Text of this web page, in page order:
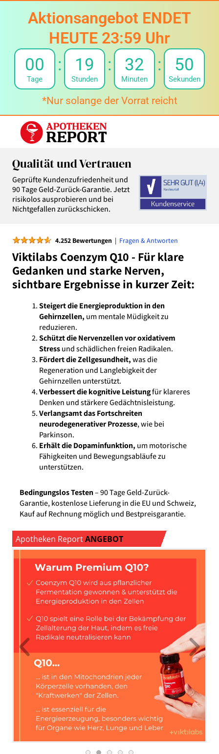
Aktionsangebot ENDET
HEUTE 23:59 Uhr
00
Tage
: 19
Stunden
: 32
Minuten
: 49
Sekunden
*Nur solange der Vorrat reicht
Qualität und Vertrauen
Geprüfte Kundenzufriedenheit und
90 Tage Geld-Zurück-Garantie. Jetzt
risikolos ausprobieren und bei
Nichtgefallen zurückschicken.
★★★★★ 4.252 Bewertungen | Fragen & Antworten
Viktilabs Coenzym Q10 - Für klare
Gedanken und starke Nerven,
sichtbare Ergebnisse in kurzer Zeit:
Steigert die Energieproduktion in den
Gehirnzellen, um mentale Müdigkeit zu
reduzieren.
Schützt die Nervenzellen vor oxidativem
Stressund schädlichen freien Radikalen.
Fördert die Zellgesundheit,was die
Regeneration und Langlebigkeit der
Gehirnzellen unterstützt.
Verbessert die kognitive Leistungfür klareres
Denken und stärkere Gedächtnisleistung.
Verlangsamt das Fortschreiten
neurodegenerativer Prozesse, wie bei
Parkinson.
Erhält die Dopaminfunktion, um motorische
Fähigkeiten und Bewegungsabläufe zu
unterstützen.
Bedingungslos Testen– 90 Tage Geld-Zurück-
Garantie, kostenlose Lieferung in die EU und Schweiz,
Kauf auf Rechnung möglich und Bestpreisgarantie.
Apotheken ReportANGEBOT